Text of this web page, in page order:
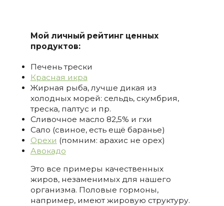
Мой личный рейтинг ценных
продуктов:
Печень трески
Красная икра
Жирная рыба, лучше дикая из
холодных морей: сельдь, скумбрия,
треска, палтус и пр.
Сливочное масло 82,5% и гхи
Сало (свиное, есть ещё баранье)
Орехи (помним: арахис не орех)
Авокадо
Это все примеры качественных
жиров, незаменимых для нашего
организма. Половые гормоны,
например, имеют жировую структуру.